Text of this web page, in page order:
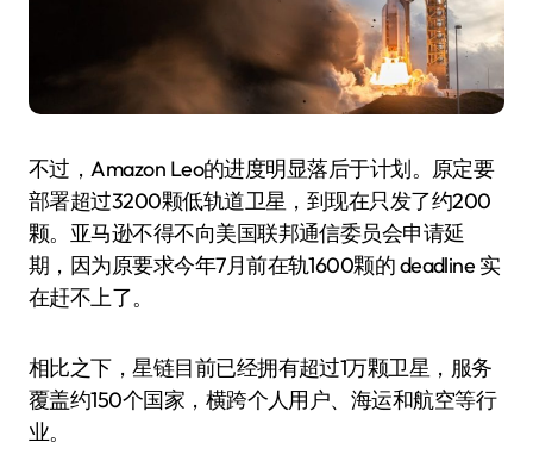
不过，Amazon Leo的进度明显落后于计划。原定要
部署超过3200颗低轨道卫星，到现在只发了约200
颗。亚马逊不得不向美国联邦通信委员会申请延
期，因为原要求今年7月前在轨1600颗的 deadline 实
在赶不上了。
相比之下，星链目前已经拥有超过1万颗卫星，服务
覆盖约150个国家，横跨个人用户、海运和航空等行
业。